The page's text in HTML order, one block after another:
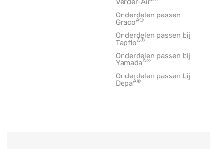
Verder-Air
Onderdelen passen
GracoÂ®
Onderdelen passen bij
TapfloÂ®
Onderdelen passen bij
YamadaÂ®
Onderdelen passen bij
DepaÂ®